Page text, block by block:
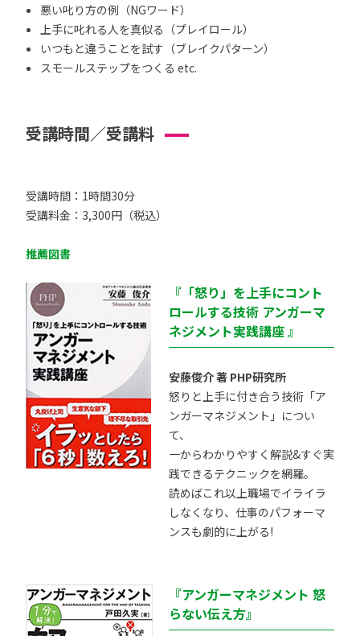
悪い叱り方の例（NGワード）
上手に叱れる人を真似る（プレイロール）
いつもと違うことを試す（ブレイクパターン）
スモールステップをつくる etc.
受講時間／受講料
受講時間：1時間30分
受講料金：3,300円（税込）
推薦図書
『「怒り」を上手にコント
ロールする技術 アンガーマ
ネジメント実践講座 』
安藤俊介 著 PHP研究所
怒りと上手に付き合う技術「ア
ンガーマネジメント」につい
て、
一からわかりやすく解説&すぐ実
践できるテクニックを網羅。
読めばこれ以上職場でイライラ
しなくなり、仕事のパフォーマ
ンスも劇的に上がる!
『アンガーマネジメント 怒
らない伝え方』